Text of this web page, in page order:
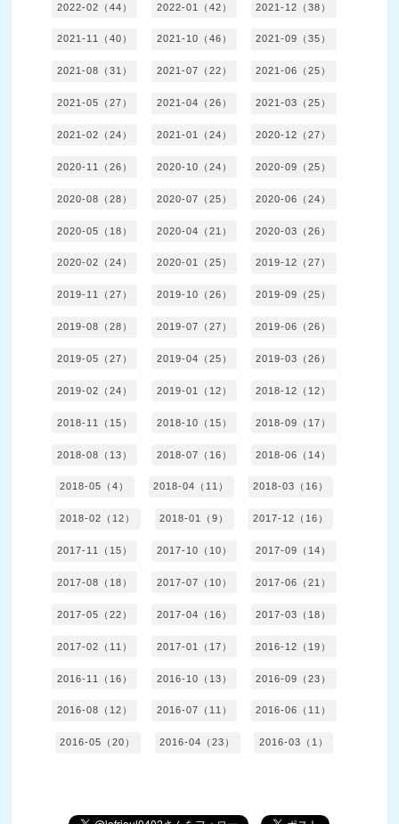
2022-02（44） 2022-01（42） 2021-12（38）
2021-11（40） 2021-10（46） 2021-09（35）
2021-08（31） 2021-07（22） 2021-06（25）
2021-05（27） 2021-04（26） 2021-03（25）
2021-02（24） 2021-01（24） 2020-12（27）
2020-11（26） 2020-10（24） 2020-09（25）
2020-08（28） 2020-07（25） 2020-06（24）
2020-05（18） 2020-04（21） 2020-03（26）
2020-02（24） 2020-01（25） 2019-12（27）
2019-11（27） 2019-10（26） 2019-09（25）
2019-08（28） 2019-07（27） 2019-06（26）
2019-05（27） 2019-04（25） 2019-03（26）
2019-02（24） 2019-01（12） 2018-12（12）
2018-11（15） 2018-10（15） 2018-09（17）
2018-08（13） 2018-07（16） 2018-06（14）
2018-05（4） 2018-04（11） 2018-03（16）
2018-02（12） 2018-01（9） 2017-12（16）
2017-11（15） 2017-10（10） 2017-09（14）
2017-08（18） 2017-07（10） 2017-06（21）
2017-05（22） 2017-04（16） 2017-03（18）
2017-02（11） 2017-01（17） 2016-12（19）
2016-11（16） 2016-10（13） 2016-09（23）
2016-08（12） 2016-07（11） 2016-06（11）
2016-05（20） 2016-04（23） 2016-03（1）